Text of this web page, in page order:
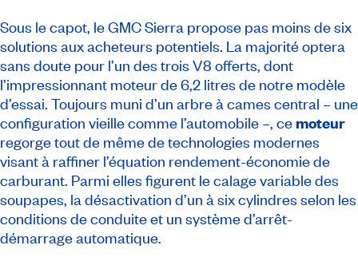
Sous le capot, le GMC Sierra propose pas moins de six
solutions aux acheteurs potentiels. La majorité optera
sans doute pour l’un des trois V8 offerts, dont
l’impressionnant moteur de 6,2 litres de notre modèle
d’essai. Toujours muni d’un arbre à cames central – une
configuration vieille comme l’automobile –, ce moteur
regorge tout de même de technologies modernes
visant à raffiner l’équation rendement-économie de
carburant. Parmi elles figurent le calage variable des
soupapes, la désactivation d’un à six cylindres selon les
conditions de conduite et un système d’arrêt-
démarrage automatique.